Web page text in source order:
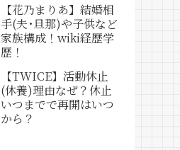
【花乃まりあ】結婚相
手(夫･旦那)や子供など
家族構成！wiki経歴学
歴！
【TWICE】活動休止
(休養)理由なぜ？休止
いつまでで再開はいつ
から？